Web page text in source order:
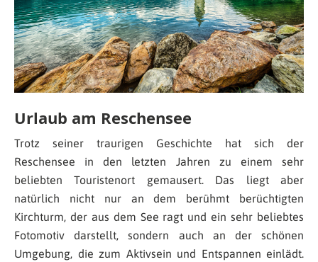
Urlaub am Reschensee
Trotz seiner traurigen Geschichte hat sich der
Reschensee in den letzten Jahren zu einem sehr
beliebten Touristenort gemausert. Das liegt aber
natürlich nicht nur an dem berühmt berüchtigten
Kirchturm, der aus dem See ragt und ein sehr beliebtes
Fotomotiv darstellt, sondern auch an der schönen
Umgebung, die zum Aktivsein und Entspannen einlädt.